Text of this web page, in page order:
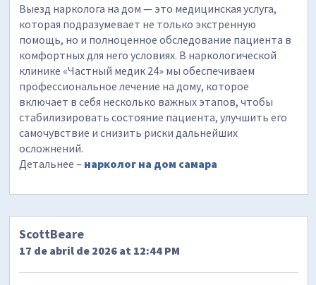
Выезд нарколога на дом — это медицинская услуга,
которая подразумевает не только экстренную
помощь, но и полноценное обследование пациента в
комфортных для него условиях. В наркологической
клинике «Частный медик 24» мы обеспечиваем
профессиональное лечение на дому, которое
включает в себя несколько важных этапов, чтобы
стабилизировать состояние пациента, улучшить его
самочувствие и снизить риски дальнейших
осложнений.
Детальнее – нарколог на дом самара
ScottBeare
17 de abril de 2026 at 12:44 PM